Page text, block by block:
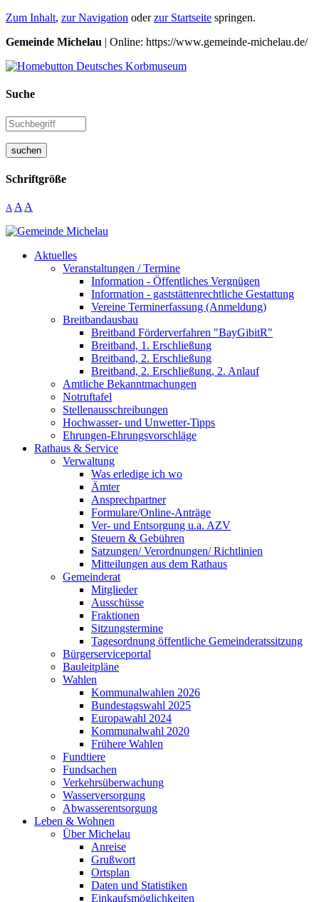
Zum Inhalt, zur Navigation oderzur Startseite springen.
Gemeinde Michelau | Online: https://www.gemeinde-michelau.de/
Suche
suchen
Schriftgröße
A A A
Aktuelles
Veranstaltungen / Termine
Information - Öffentliches Vergnügen
Information - gaststättenrechtliche Gestattung
Vereine Terminerfassung (Anmeldung)
Breitbandausbau
Breitband Förderverfahren "BayGibitR"
Breitband, 1. Erschließung
Breitband, 2. Erschließung
Breitband, 2. Erschließung, 2. Anlauf
Amtliche Bekanntmachungen
Notruftafel
Stellenausschreibungen
Hochwasser- und Unwetter-Tipps
Ehrungen-Ehrungsvorschläge
Rathaus & Service
Verwaltung
Was erledige ich wo
Ämter
Ansprechpartner
Formulare/Online-Anträge
Ver- und Entsorgung u.a. AZV
Steuern & Gebühren
Satzungen/ Verordnungen/ Richtlinien
Mitteilungen aus dem Rathaus
Gemeinderat
Mitglieder
Ausschüsse
Fraktionen
Sitzungstermine
Tagesordnung öffentliche Gemeinderatssitzung
Bürgerserviceportal
Bauleitpläne
Wahlen
Kommunalwahlen 2026
Bundestagswahl 2025
Europawahl 2024
Kommunalwahl 2020
Frühere Wahlen
Fundtiere
Fundsachen
Verkehrsüberwachung
Wasserversorgung
Abwasserentsorgung
Leben & Wohnen
Über Michelau
Anreise
Grußwort
Ortsplan
Daten und Statistiken
Einkaufsmöglichkeiten